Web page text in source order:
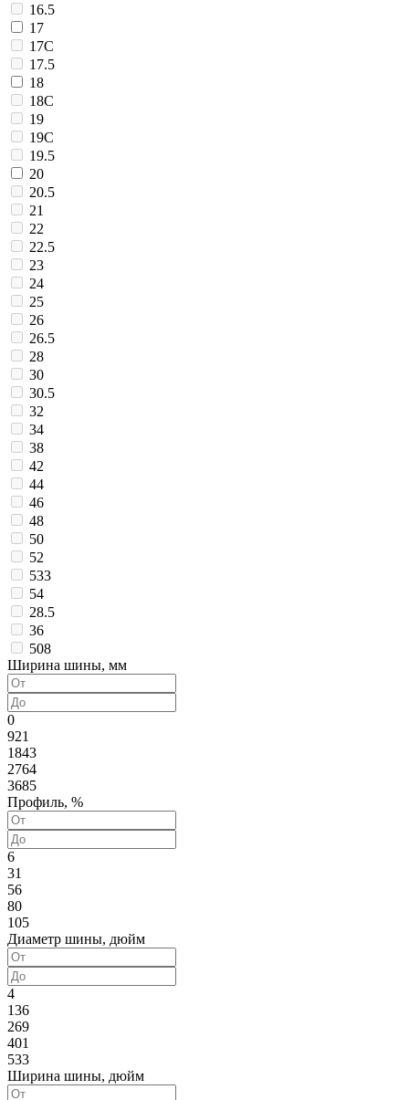
16.5
17
17C
17.5
18
18C
19
19C
19.5
20
20.5
21
22
22.5
23
24
25
26
26.5
28
30
30.5
32
34
38
42
44
46
48
50
52
533
54
28.5
36
508
Ширина шины, мм
0
921
1843
2764
3685
Профиль, %
6
31
56
80
105
Диаметр шины, дюйм
4
136
269
401
533
Ширина шины, дюйм